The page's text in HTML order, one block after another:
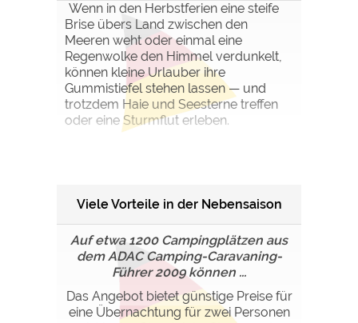
Wenn in den Herbstferien eine steife
Brise übers Land zwischen den
Meeren weht oder einmal eine
Regenwolke den Himmel verdunkelt,
können kleine Urlauber ihre
Gummistiefel stehen lassen — und
trotzdem Haie und Seesterne treffen
oder eine Sturmflut erleben.
Viele Vorteile in der Nebensaison
Auf etwa 1200 Campingplätzen aus
dem ADAC Camping-Caravaning-
Führer 2009 können ...
Das Angebot bietet günstige Preise für
eine Übernachtung für zwei Personen